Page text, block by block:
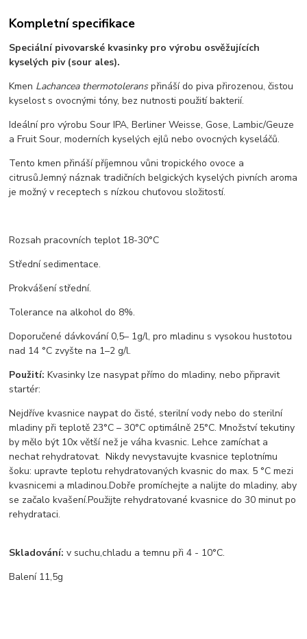
Kompletní specifikace
Speciální pivovarské kvasinky pro výrobu osvěžujících
kyselých piv (sour ales).
Kmen Lachancea thermotolerans přináší do piva přirozenou, čistou
kyselost s ovocnými tóny, bez nutnosti použití bakterií.
Ideální pro výrobuSour IPA, Berliner Weisse, Gose, Lambic/Geuze
a Fruit Sour, moderních kyselých ejlů nebo ovocných kyseláčů.
Tento kmen přináší příjemnou vůni tropického ovoce a
citrusů.Jemný náznak tradičních belgických kyselých pivních aroma
je možný v receptech s nízkou chuťovou složitostí.
Rozsah pracovních teplot 18-30°C
Střední sedimentace.
Prokvášení střední.
Tolerance na alkohol do 8%.
Doporučené dávkování 0,5– 1g/l, pro mladinu s vysokou hustotou
nad 14 °C zvyšte na 1–2 g/l.
Použití:Kvasinky lze nasypat přímo do mladiny, nebo připravit
startér:
Nejdříve kvasnice naypat do čisté, sterilní vody nebo do sterilní
mladiny při teplotě 23°C – 30°C optimálně 25°C. Množství tekutiny
by mělo být 10x větší než je váha kvasnic. Lehce zamíchat a
nechat rehydratovat. Nikdy nevystavujte kvasnice teplotnímu
šoku: upravteteplotu rehydratovaných kvasnic do max. 5 °C mezi
kvasnicemi a mladinou.Dobře promíchejte a nalijte do mladiny, aby
se začalo kvašení.Použijterehydratované kvasnice do 30 minut po
rehydrataci.
Skladování:v suchu,chladu a temnu při 4 - 10°C.
Balení 11,5g